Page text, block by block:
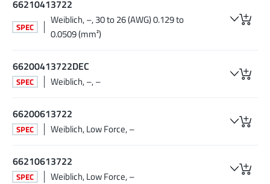
66210413722
SPEC
Weiblich, –, 30 to 26 (AWG) 0.129 to
0.0509 (mm²)
66200413722DEC
SPEC Weiblich, –, –
66200613722
SPEC Weiblich, Low Force, –
66210613722
SPEC Weiblich, Low Force, –